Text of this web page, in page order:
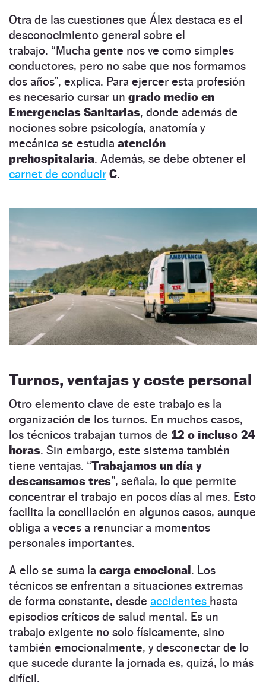
Otra de las cuestiones que Álex destaca es el
desconocimiento general sobre el
trabajo. “Mucha gente nos ve como simples
conductores, pero no sabe que nos formamos
dos años”, explica. Para ejercer esta profesión
es necesario cursar un grado medio en
Emergencias Sanitarias, donde además de
nociones sobre psicología, anatomía y
mecánica se estudia atención
prehospitalaria. Además, se debe obtener el
carnet de conducir C.
Turnos, ventajas y coste personal
Otro elemento clave de este trabajo es la
organización de los turnos. En muchos casos,
los técnicos trabajan turnos de 12 o incluso 24
horas. Sin embargo, este sistema también
tiene ventajas. “Trabajamos un día y
descansamos tres”, señala, lo que permite
concentrar el trabajo en pocos días al mes. Esto
facilita la conciliación en algunos casos, aunque
obliga a veces a renunciar a momentos
personales importantes.
A ello se suma la carga emocional. Los
técnicos se enfrentan a situaciones extremas
de forma constante, desde accidentes hasta
episodios críticos de salud mental. Es un
trabajo exigente no solo físicamente, sino
también emocionalmente, y desconectar de lo
que sucede durante la jornada es, quizá, lo más
difícil.